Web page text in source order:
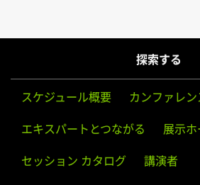
探索する
スケジュール概要 カンファレ
エキスパートとつながる 展示ホ
セッション カタログ 講演者